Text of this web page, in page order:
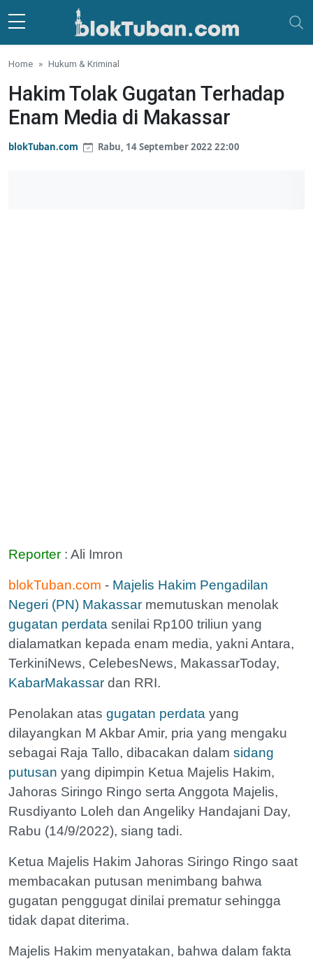
Skip to main content
Home Hukum & Kriminal
Hakim Tolak Gugatan Terhadap
Enam Media di Makassar
blokTuban.com Rabu, 14 September 2022 22:00
Reporter : Ali Imron
blokTuban.com - Majelis Hakim Pengadilan
Negeri (PN) Makassar memutuskan menolak
gugatan perdata senilai Rp100 triliun yang
dialamatkan kepada enam media, yakni Antara,
TerkiniNews, CelebesNews, MakassarToday,
KabarMakassar dan RRI.
Penolakan atas gugatan perdata yang
dilayangkan M Akbar Amir, pria yang mengaku
sebagai Raja Tallo, dibacakan dalam sidang
putusan yang dipimpin Ketua Majelis Hakim,
Jahoras Siringo Ringo serta Anggota Majelis,
Rusdiyanto Loleh dan Angeliky Handajani Day,
Rabu (14/9/2022), siang tadi.
Ketua Majelis Hakim Jahoras Siringo Ringo saat
membacakan putusan menimbang bahwa
gugatan penggugat dinilai prematur sehingga
tidak dapat diterima.
Majelis Hakim menyatakan, bahwa dalam fakta